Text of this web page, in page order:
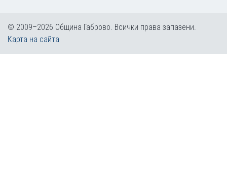
© 2009–2026 Община Габрово. Всички права запазени.
Карта на сайта